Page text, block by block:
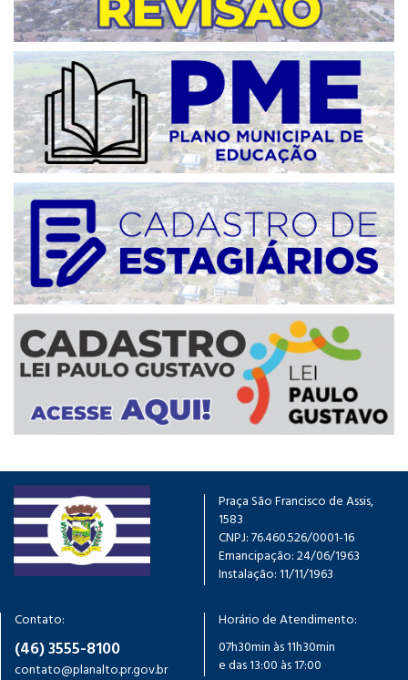
Praça São Francisco de Assis,
1583
CNPJ: 76.460.526/0001-16
Emancipação: 24/06/1963
Instalação: 11/11/1963
Contato:
(46) 3555-8100
contato@planalto.pr.gov.br
Horário de Atendimento:
07h30min às 11h30min
e das 13:00 às 17:00